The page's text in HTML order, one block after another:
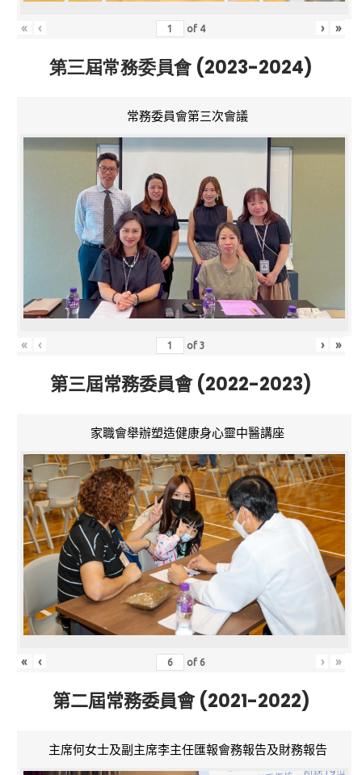
« ‹ of 4 › »
第三屆常務委員會 (2023-2024)
常務委員會第三次會議
« ‹ of3 › »
第三屆常務委員會 (2022-2023)
家職會舉辦塑造健康身心靈中醫講座
« ‹ of 6 › »
第二屆常務委員會 (2021-2022)
主席何女士及副主席李主任匯報會務報告及財務報告